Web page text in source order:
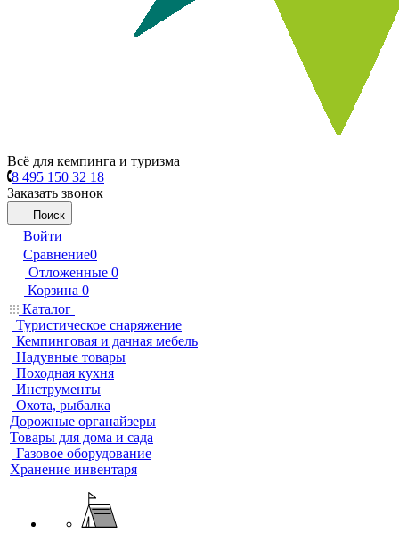
Всё для кемпинга и туризма
8 495 150 32 18
Заказать звонок
Поиск
Войти
Сравнение0
Отложенные 0
Корзина 0
Каталог
Туристическое снаряжение
Кемпинговая и дачная мебель
Надувные товары
Походная кухня
Инструменты
Охота, рыбалка
Дорожные органайзеры
Товары для дома и сада
Газовое оборудование
Хранение инвентаря